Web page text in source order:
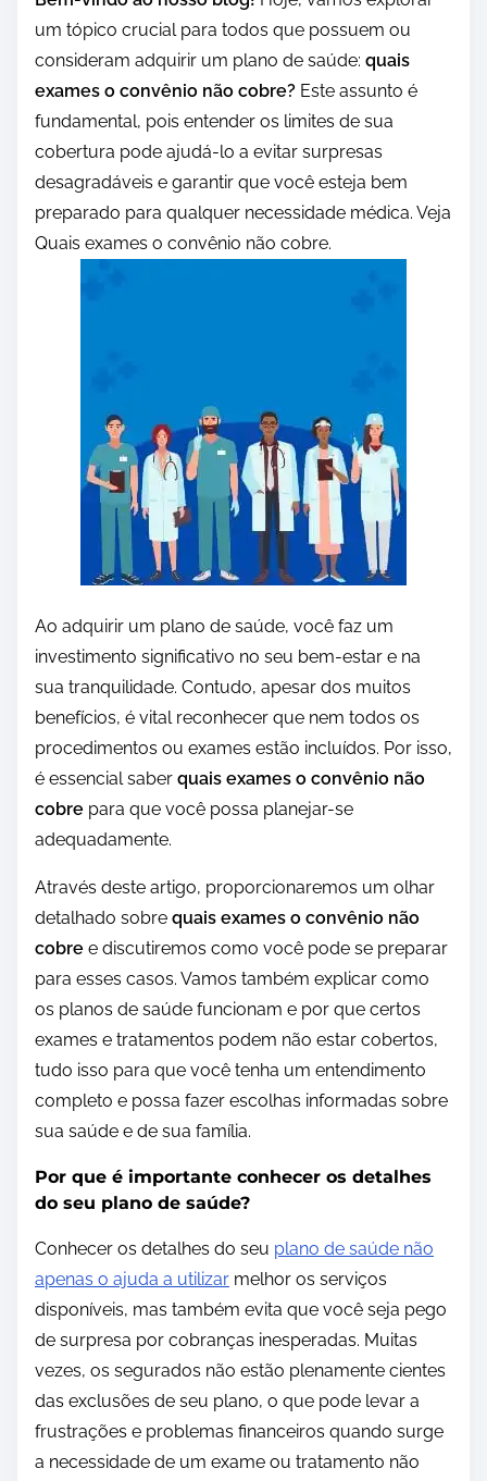
um tópico crucial para todos que possuem ou
consideram adquirir um plano de saúde: quais
exames o convênio não cobre? Este assunto é
fundamental, pois entender os limites de sua
cobertura pode ajudá-lo a evitar surpresas
desagradáveis e garantir que você esteja bem
preparado para qualquer necessidade médica. Veja
Quais exames o convênio não cobre.
Ao adquirir um plano de saúde, você faz um
investimento significativo no seu bem-estar e na
sua tranquilidade. Contudo, apesar dos muitos
benefícios, é vital reconhecer que nem todos os
procedimentos ou exames estão incluídos. Por isso,
é essencial saber quais exames o convênio não
cobre para que você possa planejar-se
adequadamente.
Através deste artigo, proporcionaremos um olhar
detalhado sobre quais exames o convênio não
cobre e discutiremos como você pode se preparar
para esses casos. Vamos também explicar como
os planos de saúde funcionam e por que certos
exames e tratamentos podem não estar cobertos,
tudo isso para que você tenha um entendimento
completo e possa fazer escolhas informadas sobre
sua saúde e de sua família.
Por que é importante conhecer os detalhes
do seu plano de saúde?
Conhecer os detalhes do seu plano de saúde não
apenas o ajuda a utilizar melhor os serviços
disponíveis, mas também evita que você seja pego
de surpresa por cobranças inesperadas. Muitas
vezes, os segurados não estão plenamente cientes
das exclusões de seu plano, o que pode levar a
frustrações e problemas financeiros quando surge
a necessidade de um exame ou tratamento não